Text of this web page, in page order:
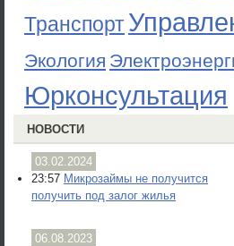
Транспорт
Экология
Юрконсультация
НОВОСТИ
03.02.2024
23:57 Микрозаймы не получится
получить под залог жилья
06.08.2023